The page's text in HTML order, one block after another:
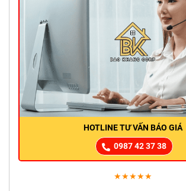
HOTLINE TƯ VẤN BÁO GIÁ
0987 42 37 38
★★★★★